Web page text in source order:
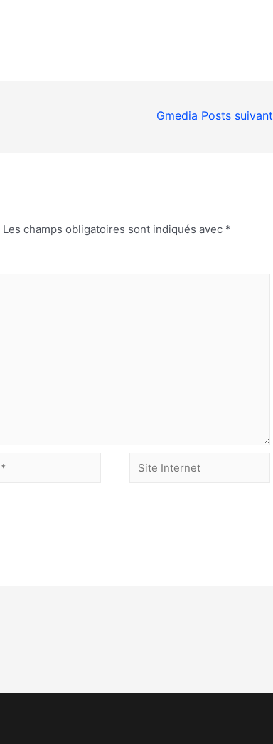
Gmedia Posts suivant
Les champs obligatoires sont indiqués avec *